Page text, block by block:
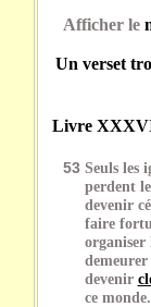
Afficher le
Un verset
Livre
53 Seuls les
perdent
devenir
faire
organiser
demeurer
devenir
ce monde.